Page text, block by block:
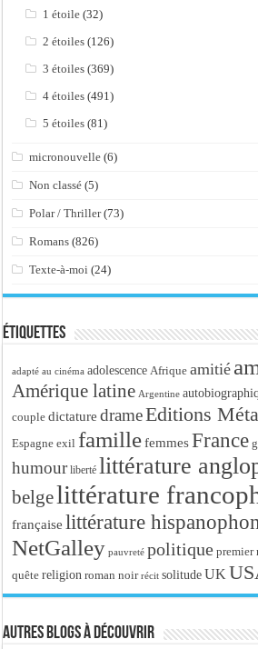
1 étoile (32)
2 étoiles (126)
3 étoiles (369)
4 étoiles (491)
5 étoiles (81)
micronouvelle (6)
Non classé (5)
Polar / Thriller(73)
Romans (826)
Texte-à-moi (24)
Étiquettes
adapté au cinéma adolescence Afrique amitié
Amérique latine Argentine
couple dictature drameEditions
Espagne exil famille femmes France
humour liberté littérature
belgelittérature
française littérature
NetGalley pauvreté politique premier
quête religion roman noir récit solitude UK
Autres blogs à découvrir